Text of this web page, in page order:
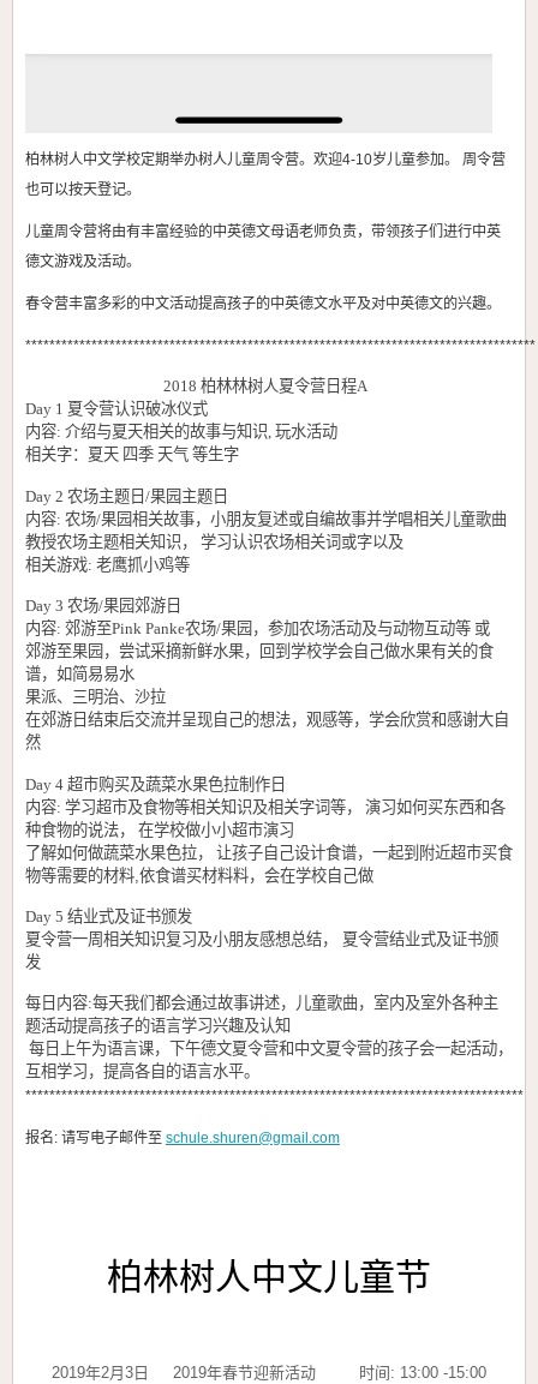
柏林树人中文学校定期举办树人儿童周令营。欢迎4-10岁儿童参加。 周令营
也可以按天登记。
儿童周令营将由有丰富经验的中英德文母语老师负责，带领孩子们进行中英
德文游戏及活动。
春令营丰富多彩的中文活动提高孩子的中英德文水平及对中英德文的兴趣。
*************************************************************************************
2018 柏林林树人夏令营日程A
Day 1 夏令营认识破冰仪式
内容: 介绍与夏天相关的故事与知识, 玩水活动
相关字：夏天 四季 天气 等生字
Day 2 农场主题 日 /果园主题 日
内容: 农场/果园相关故事， 小朋友复述或自编故事并学唱相关儿童歌曲
教授农场主题相关知识， 学习认识农场相关词或字以及
相关游戏: 老鹰抓小鸡等
Day 3 农场/果园郊游 日
内容: 郊游至Pink Panke农场/果园，参加农场活动及与动物互动等 或
郊游至果园，尝试采摘新鲜水果，回到学校学会自己做水果有关的食
谱，如简易易水
果派、三明治、沙拉
在郊游 日结束后交流并呈现 自己的想法，观感等，学会欣赏和感谢大自
然
Day 4 超市购买及蔬菜水果色拉制 作 日
内容: 学习超市及食物等相关知识及相关字词等， 演习如何买东西和各
种食物的说法， 在学校做小小超市演习
了解如何做蔬菜水果色拉， 让孩子自己设计食谱，一起到附近超市买食
物等需要的材料,依食谱买材料料，会在学校 自己做
Day 5 结业式及证书颁发
夏令营一周相关知识复习及小朋友感想总结，
夏令营结业式及证书颁
发
每 日内容:每天我们都会通过故事讲述， 儿童歌曲，室内及室外各种主
题活动提高孩子的语言学习兴趣及认知
每日上午为语言课，下午德文夏令营和中文夏令营的孩子会一起活动，
互相学习，提高各自的语言水平。
***********************************************************************************
报名: 请写电子邮件至 schule.shuren@gmail.com
柏林树人中文儿童节
2019年2月3日 2019年春节迎新活动 时间: 13:00 -15:00